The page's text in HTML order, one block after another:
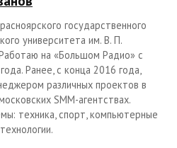
государственного
университета им. В. П.
на «Большом Радио» с
Ранее, с конца 2016 года,
различных проектов в
SMM-агентствах.
техника, спорт, компьютерные